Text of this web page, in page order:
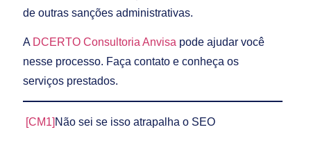
de outras sanções administrativas.
A DCERTO Consultoria Anvisa pode ajudar você
nesse processo. Faça contato e conheça os
serviços prestados.
[CM1] Não sei se isso atrapalha o SEO